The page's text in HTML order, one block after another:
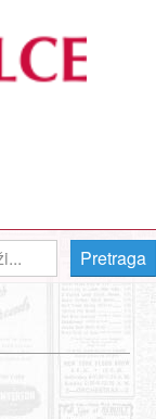
Pretraga